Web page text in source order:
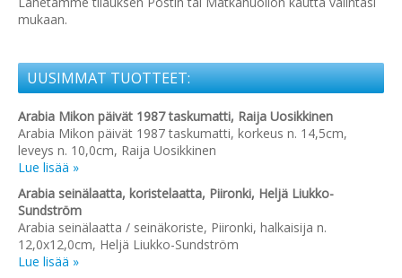
mukaan.
UUSIMMAT TUOTTEET:
Arabia Mikon päivät 1987 taskumatti, Raija Uosikkinen
Arabia Mikon päivät 1987 taskumatti, korkeus n. 14,5cm,
leveys n. 10,0cm, Raija Uosikkinen
Lue lisää »
Arabia seinälaatta, koristelaatta, Piironki, Heljä Liukko-
Sundström
Arabia seinälaatta / seinäkoriste, Piironki, halkaisija n.
12,0x12,0cm, Heljä Liukko-Sundström
Lue lisää »